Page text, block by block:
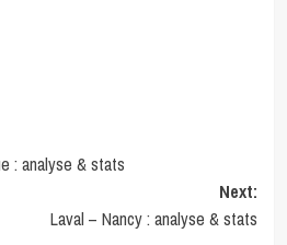
: analyse & stats
Next:
Laval – Nancy : analyse & stats